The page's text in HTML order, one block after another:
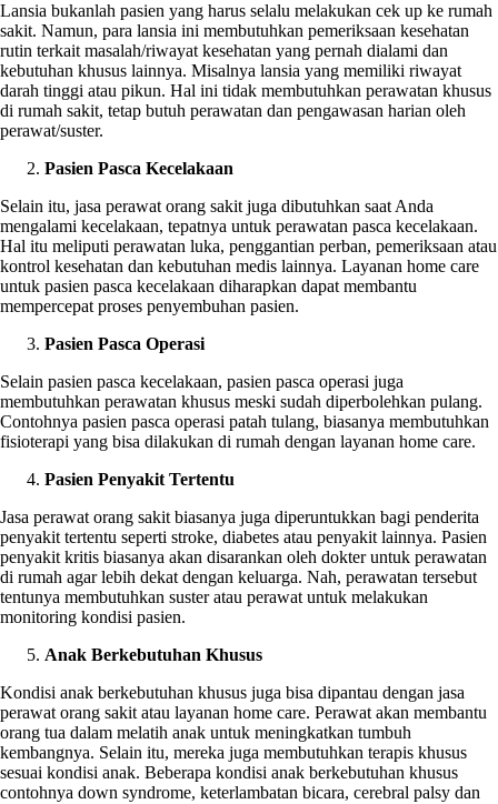
Lansia bukanlah pasien yang harus selalu melakukan cek up ke rumah
sakit. Namun, para lansia ini membutuhkan pemeriksaan kesehatan
rutin terkait masalah/riwayat kesehatan yang pernah dialami dan
kebutuhan khusus lainnya. Misalnya lansia yang memiliki riwayat
darah tinggi atau pikun. Hal ini tidak membutuhkan perawatan khusus
di rumah sakit, tetap butuh perawatan dan pengawasan harian oleh
perawat/suster.
Pasien Pasca Kecelakaan
Selain itu, jasa perawat orang sakit juga dibutuhkan saat Anda
mengalami kecelakaan, tepatnya untuk perawatan pasca kecelakaan.
Hal itu meliputi perawatan luka, penggantian perban, pemeriksaan atau
kontrol kesehatan dan kebutuhan medis lainnya. Layanan home care
untuk pasien pasca kecelakaan diharapkan dapat membantu
mempercepat proses penyembuhan pasien.
Pasien Pasca Operasi
Selain pasien pasca kecelakaan, pasien pasca operasi juga
membutuhkan perawatan khusus meski sudah diperbolehkan pulang.
Contohnya pasien pasca operasi patah tulang, biasanya membutuhkan
fisioterapi yang bisa dilakukan di rumah dengan layanan home care.
Pasien Penyakit Tertentu
Jasa perawat orang sakit biasanya juga diperuntukkan bagi penderita
penyakit tertentu seperti stroke, diabetes atau penyakit lainnya. Pasien
penyakit kritis biasanya akan disarankan oleh dokter untuk perawatan
di rumah agar lebih dekat dengan keluarga. Nah, perawatan tersebut
tentunya membutuhkan suster atau perawat untuk melakukan
monitoring kondisi pasien.
Anak Berkebutuhan Khusus
Kondisi anak berkebutuhan khusus juga bisa dipantau dengan jasa
perawat orang sakit atau layanan home care. Perawat akan membantu
orang tua dalam melatih anak untuk meningkatkan tumbuh
kembangnya. Selain itu, mereka juga membutuhkan terapis khusus
sesuai kondisi anak. Beberapa kondisi anak berkebutuhan khusus
contohnya down syndrome, keterlambatan bicara, cerebral palsy dan